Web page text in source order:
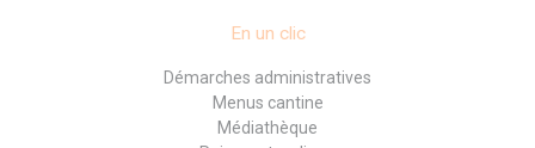
En un clic
Démarches administratives
Menus cantine
Médiathèque